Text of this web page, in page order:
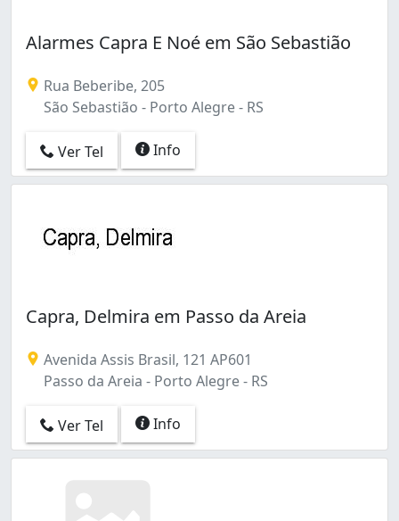
Alarmes Capra E Noé em São Sebastião
Rua Beberibe, 205
São Sebastião - Porto Alegre - RS
Ver Tel Info
Capra, Delmira em Passo da Areia
Avenida Assis Brasil, 121 AP601
Passo da Areia - Porto Alegre - RS
Ver Tel Info